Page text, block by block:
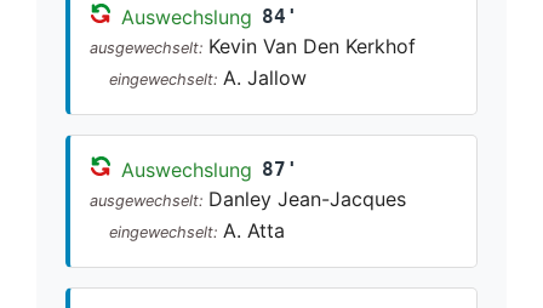
Auswechslung 84'
ausgewechselt: Kevin Van Den Kerkhof
eingewechselt: A. Jallow
Auswechslung 87'
ausgewechselt: Danley Jean-Jacques
eingewechselt: A. Atta